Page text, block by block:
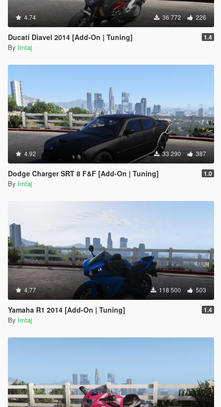
4.74 36 772 226
Ducati Diavel 2014 [Add-On | Tuning] 1.4
By Imtaj
4.92 33 290 387
Dodge Charger SRT 8 F&F [Add-On | Tuning] 1.0
By Imtaj
4.77 118 500 503
Yamaha R1 2014 [Add-On | Tuning] 1.4
By Imtaj